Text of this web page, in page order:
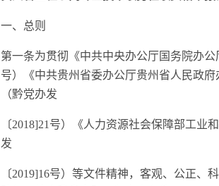
一、总则
第一条为贯彻《中共中央办公厅国务院办
号）《中共贵州省委办公厅贵州省人民政
（黔党办发
〔2018]21号）《人力资源社会保障部工
发
〔2019]16号）等文件精神，客观、公正